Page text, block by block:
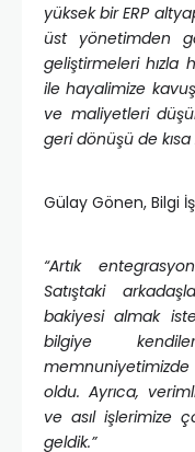
yüksek bir ERP
üst yönetimden
geliştirmeleri hızla
ile hayalimize
ve maliyetleri
geri dönüşü de
Gülay Gönen, Bilgi
“Artık
Satıştaki
bakiyesi almak
bilgiye
memnuniyetimizde
oldu. Ayrıca,
ve asıl işlerimize
geldik.”